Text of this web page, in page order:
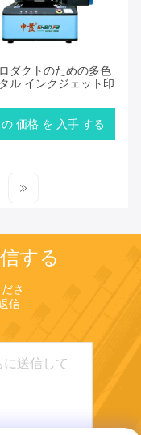
ダクトのための多色
ル インクジェット印
価格 を 入手 する
する
さ
信